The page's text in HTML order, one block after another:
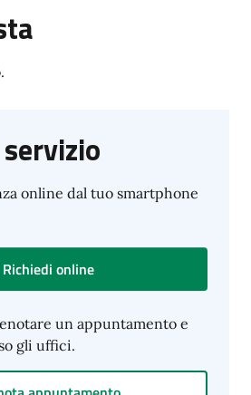
online dal tuo smartphone
Richiedi online
un appuntamento e
gli uffici.